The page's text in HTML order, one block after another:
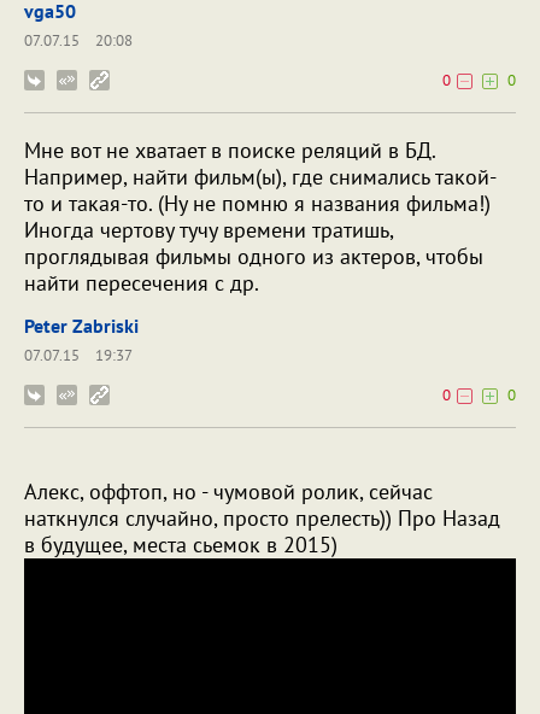
vga50
07.07.15
20:08
0
0
Мне вот не хватает в поиске реляций в БД.
Например, найти фильм(ы), где снимались такой-
то и такая-то. (Ну не помню я названия фильма!)
Иногда чертову тучу времени тратишь,
проглядывая фильмы одного из актеров, чтобы
найти пересечения с др.
Peter Zabriski
07.07.15
19:37
0
0
Алекс, оффтоп, но - чумовой ролик, сейчас
наткнулся случайно, просто прелесть)) Про Назад
в будущее, места сьемок в 2015)